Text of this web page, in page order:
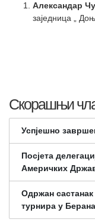
Александар
заједница „
Скорашњи
Успјешно
Посјета
Америчких
Одржан
турнира у